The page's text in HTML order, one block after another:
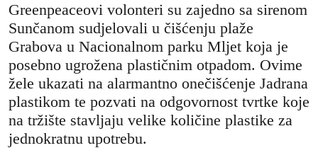
Greenpeaceovi volonteri su zajedno sa sirenom
Sunčanom sudjelovali u čišćenju plaže
Grabova u Nacionalnom parku Mljet koja je
posebno ugrožena plastičnim otpadom. Ovime
žele ukazati na alarmantno onečišćenje Jadrana
plastikom te pozvati na odgovornost tvrtke koje
na tržište stavljaju velike količine plastike za
jednokratnu upotrebu.